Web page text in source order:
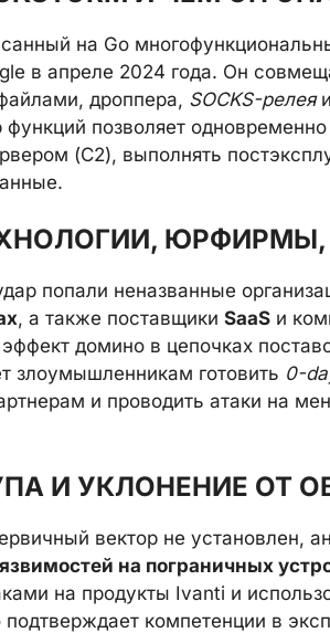
на Go
в апреле 2024 года. Он
дроппера, SOCKS-релея
позволяет
(C2), выполнять
ЮРФИРМЫ,
попали неназванные
, а также поставщики SaaS и
эффект домино в цепочках
злоумышленникам готовить 0-
и проводить атаки на
И УКЛОНЕНИЕ ОТ
вектор не установлен,
на пограничных
на продукты Ivanti и
компетенции в